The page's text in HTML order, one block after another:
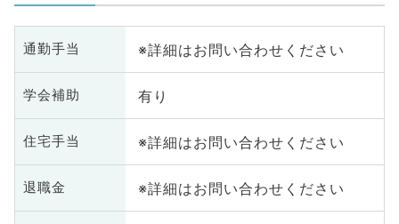
通勤手当 ※詳細はお問い合わせください
学会補助 有り
住宅手当 ※詳細はお問い合わせください
退職金 ※詳細はお問い合わせください